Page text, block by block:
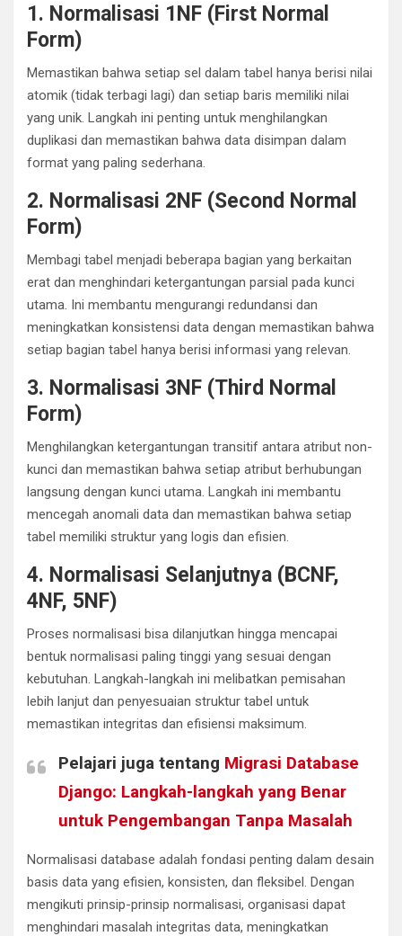
1. Normalisasi 1NF (First Normal
Form)
Memastikan bahwa setiap sel dalam tabel hanya berisi nilai
atomik (tidak terbagi lagi) dan setiap baris memiliki nilai
yang unik. Langkah ini penting untuk menghilangkan
duplikasi dan memastikan bahwa data disimpan dalam
format yang paling sederhana.
2. Normalisasi 2NF (Second Normal
Form)
Membagi tabel menjadi beberapa bagian yang berkaitan
erat dan menghindari ketergantungan parsial pada kunci
utama. Ini membantu mengurangi redundansi dan
meningkatkan konsistensi data dengan memastikan bahwa
setiap bagian tabel hanya berisi informasi yang relevan.
3. Normalisasi 3NF (Third Normal
Form)
Menghilangkan ketergantungan transitif antara atribut non-
kunci dan memastikan bahwa setiap atribut berhubungan
langsung dengan kunci utama. Langkah ini membantu
mencegah anomali data dan memastikan bahwa setiap
tabel memiliki struktur yang logis dan efisien.
4. Normalisasi Selanjutnya (BCNF,
4NF, 5NF)
Proses normalisasi bisa dilanjutkan hingga mencapai
bentuk normalisasi paling tinggi yang sesuai dengan
kebutuhan. Langkah-langkah ini melibatkan pemisahan
lebih lanjut dan penyesuaian struktur tabel untuk
memastikan integritas dan efisiensi maksimum.
Pelajari juga tentang Migrasi Database
Django: Langkah-langkah yang Benar
untuk Pengembangan Tanpa Masalah
Normalisasi database adalah fondasi penting dalam desain
basis data yang efisien, konsisten, dan fleksibel. Dengan
mengikuti prinsip-prinsip normalisasi, organisasi dapat
menghindari masalah integritas data, meningkatkan